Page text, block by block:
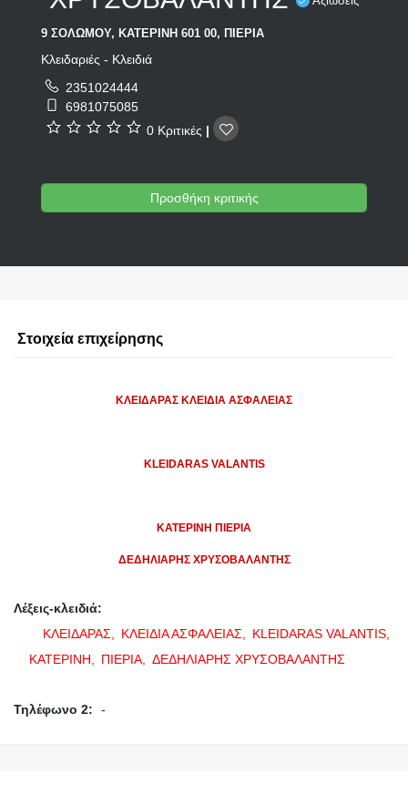
9 ΣΟΛΩΜΟΥ, ΚΑΤΕΡΙΝΗ 601 00, ΠΙΕΡΙΑ
Κλειδαριές - Κλειδιά
2351024444
6981075085
0 Κριτικές |
Προσθήκη κριτικής
Στοιχεία επιχείρησης
ΚΛΕΙΔΑΡΑΣ ΚΛΕΙΔΙΑ ΑΣΦΑΛΕΙΑΣ
KLEIDARAS VALANTIS
ΚΑΤΕΡΙΝΗ ΠΙΕΡΙΑ
ΔΕΔΗΛΙΑΡΗΣ ΧΡΥΣΟΒΑΛΑΝΤΗΣ
Λέξεις-κλειδιά:
ΚΛΕΙΔΑΡΑΣ,
ΚΛΕΙΔΙΑ ΑΣΦΑΛΕΙΑΣ,
KLEIDARAS VALANTIS,
ΚΑΤΕΡΙΝΗ,
ΠΙΕΡΙΑ, ΔΕΔΗΛΙΑΡΗΣ ΧΡΥΣΟΒΑΛΑΝΤΗΣ
Τηλέφωνο 2: -